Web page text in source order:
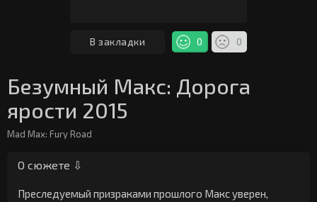
В закладки 0 0
Безумный Макс: Дорога
ярости 2015
Mad Max: Fury Road
О сюжете ⇩
Преследуемый призраками прошлого Макс уверен,